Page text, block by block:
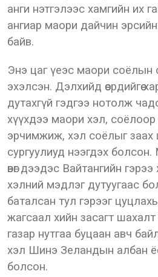
анги нэтгэлээс хамгийн их
ангиар маори дайчин
байв.
Энэ цаг үеэс маори соёлын
эхэлсэн. Дэлхийд өөсрдийгөө
дутахгүй гэдгээ нотолж
хүүхдээ маори хэл, соёлоор
эрчимжиж, хэл соёлыг заах
сургуулиуд нээгдэх
өвөг дээдэс Вайтангийн
хэлний мэдлэг дутуугаас
баталсан тул гэрээг
жагсаал хийн засагт
газар нутгаа буцаан авч
хэл Шинэ Зеландын албан
болсон.